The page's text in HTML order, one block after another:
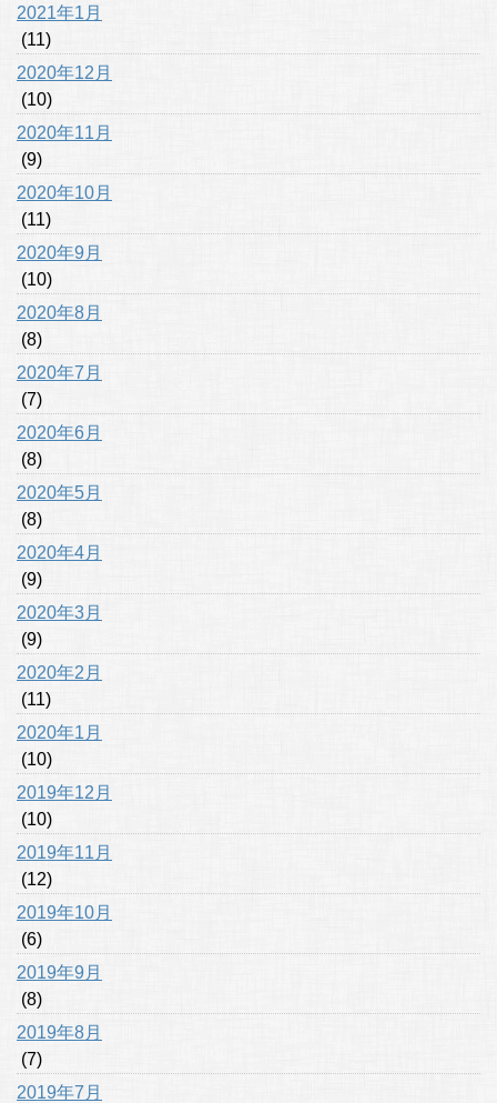
2021年1月
(11)
2020年12月
(10)
2020年11月
(9)
2020年10月
(11)
2020年9月
(10)
2020年8月
(8)
2020年7月
(7)
2020年6月
(8)
2020年5月
(8)
2020年4月
(9)
2020年3月
(9)
2020年2月
(11)
2020年1月
(10)
2019年12月
(10)
2019年11月
(12)
2019年10月
(6)
2019年9月
(8)
2019年8月
(7)
2019年7月